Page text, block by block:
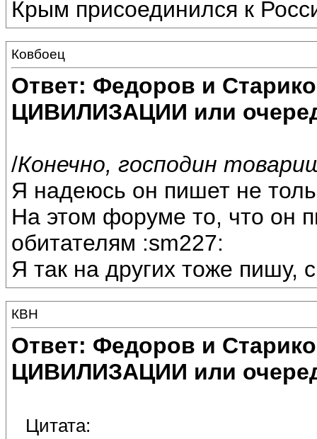
Крым присоединился к
Ковбоец
Ответ: Федоров и
ЦИВИЛИЗАЦИИ или
/Конечно, господин
Я надеюсь он пишет не
На этом форуме то, что он
обитателям :sm227:
Я так на других тоже пишу,
КВН
Ответ: Федоров и
ЦИВИЛИЗАЦИИ или
Цитата: